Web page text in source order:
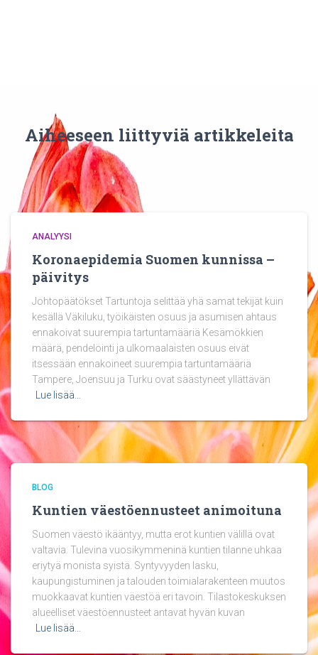
Aiheeseen liittyviä artikkeleita
ANALYYSI
Koronaepidemia Suomen kunnissa –
päivitys
Johtopäätökset Tartuntoja selittää yhä samat tekijät kuin
kesällä Väkiluku, työikäisten osuus ja asumisen ahtaus
ennakoivat suurempia tartuntamääriä Kesämökkien
määrä, pendelöinti ja ulkomaalaisten osuus eivät
itsessään ennakoineet suurempia tartuntamääriä
Tampere, Joensuu ja Turku ovat säästyneet yllättävän
Lue lisää…
BLOG
Kuntien väestöennusteet animoituna
Suomen väestö ikääntyy, mutta erot kuntien välillä ovat
valtavia. Tulevina vuosikymmeninä kuntien tilanne uhkaa
eriytyä monista syistä. Syntyvyyden lasku,
kaupungistuminen ja talouden toimialarakenteen muutos
muokkaavat kuntien väestöä eri tavoin. Tilastokeskuksen
alueelliset väestöennusteet antavat hyvän kuvan
Lue lisää…